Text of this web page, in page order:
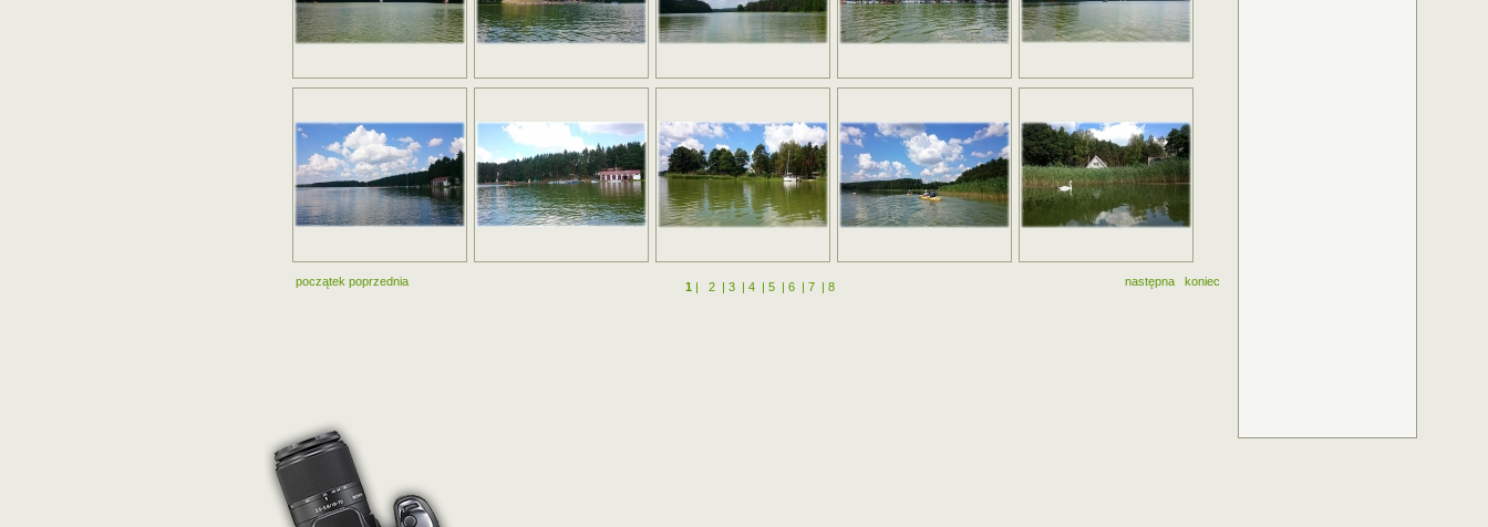
następna koniec
początek poprzednia 1| 2 | 3 | 4 | 5 | 6 | 7 | 8